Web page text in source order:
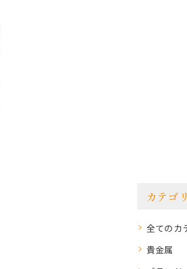
カテゴ
全てのカ
貴金属